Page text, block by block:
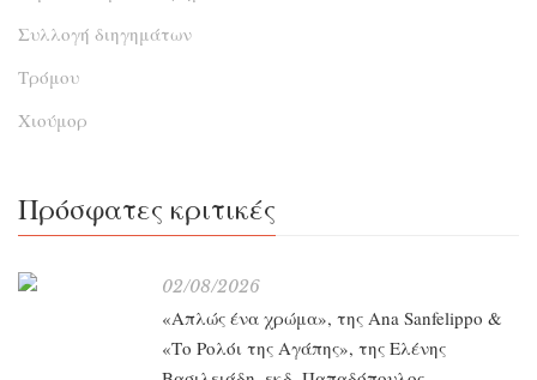
Συλλογή διηγημάτων
Τρόμου
Χιούμορ
Πρόσφατες κριτικές
02/08/2026
«Απλώς ένα χρώμα», της Ana Sanfelippo &
«Το Ρολόι της Αγάπης», της Ελένης